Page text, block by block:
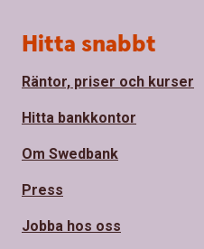
Hitta snabbt
Räntor, priser och kurser
Hitta bankkontor
Om Swedbank
Press
Jobba hos oss